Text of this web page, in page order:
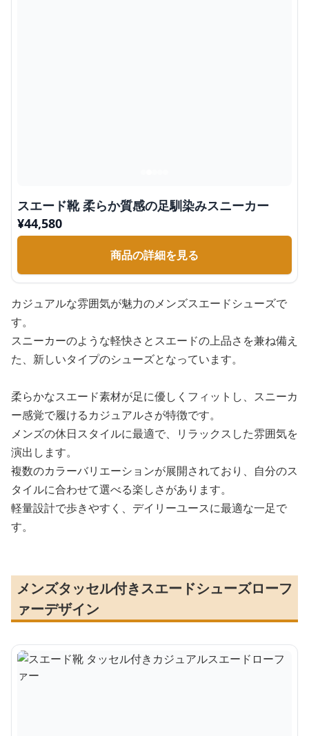
スエード靴 柔らか質感の足馴染みスニーカー
¥44,580
商品の詳細を見る
カジュアルな雰囲気が魅力のメンズスエードシューズで
す。
スニーカーのような軽快さとスエードの上品さを兼ね備え
た、新しいタイプのシューズとなっています。
柔らかなスエード素材が足に優しくフィットし、スニーカ
ー感覚で履けるカジュアルさが特徴です。
メンズの休日スタイルに最適で、リラックスした雰囲気を
演出します。
複数のカラーバリエーションが展開されており、自分のス
タイルに合わせて選べる楽しさがあります。
軽量設計で歩きやすく、デイリーユースに最適な一足で
す。
メンズタッセル付きスエードシューズローフ
ァーデザイン